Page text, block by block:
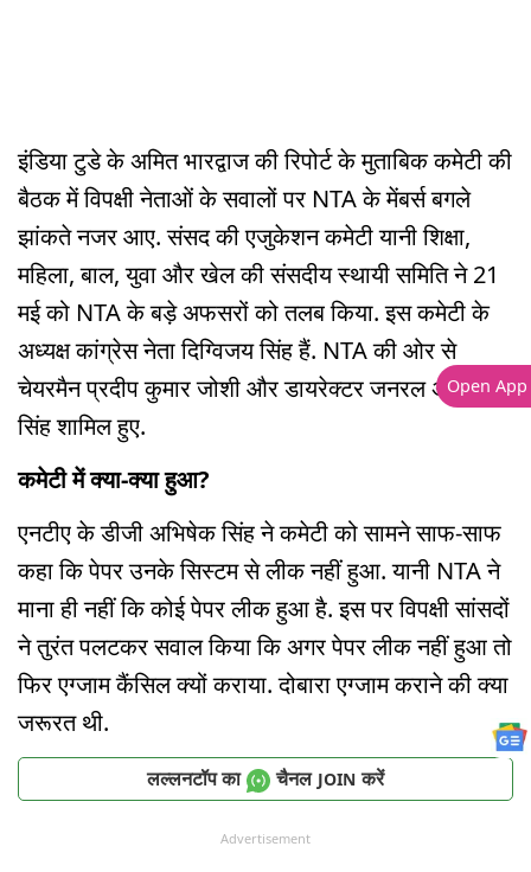
इंडिया टुडे के अमित भारद्वाज की रिपोर्ट के मुताबिक कमेटी की
बैठक में विपक्षी नेताओं के सवालों पर NTA के मेंबर्स बगले
झांकते नजर आए. संसद की एजुकेशन कमेटी यानी शिक्षा,
महिला, बाल, युवा और खेल की संसदीय स्थायी समिति ने 21
मई को NTA के बड़े अफसरों को तलब किया. इस कमेटी के
अध्यक्ष कांग्रेस नेता दिग्विजय सिंह हैं. NTA की ओर से
चेयरमैन प्रदीप कुमार जोशी और डायरेक्टर जनरल अभिषेक
सिंह शामिल हुए.
कमेटी में क्या-क्या हुआ?
एनटीए के डीजी अभिषेक सिंह ने कमेटी को सामने साफ-साफ
कहा कि पेपर उनके सिस्टम से लीक नहीं हुआ. यानी NTA ने
माना ही नहीं कि कोई पेपर लीक हुआ है. इस पर विपक्षी सांसदों
ने तुरंत पलटकर सवाल किया कि अगर पेपर लीक नहीं हुआ तो
फिर एग्जाम कैंसिल क्यों कराया. दोबारा एग्जाम कराने की क्या
जरूरत थी.
लल्लनटॉप का चैनल JOIN करें
Advertisement
Open App